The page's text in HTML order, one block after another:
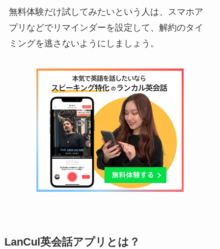
無料体験だけ試してみたいという人は、スマホア
プリなどでリマインダーを設定して、解約のタイ
ミングを逃さないようにしましょう。
LanCul英会話アプリとは？